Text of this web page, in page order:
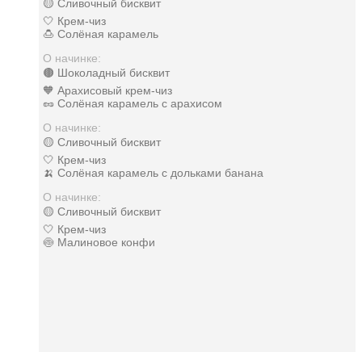
🟡 Сливочный бисквит
🤍 Крем-чиз
🍮 Солёная карамель
О начинке:
🟤 Шоколадный бисквит
🧡 Арахисовый крем-чиз
🥜 Солёная карамель с арахисом
О начинке:
🟡 Сливочный бисквит
🤍 Крем-чиз
🍌 Солёная карамель с дольками банана
О начинке:
🟡 Сливочный бисквит
🤍 Крем-чиз
🍥 Малиновое конфи